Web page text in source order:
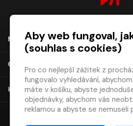
NÁKUP
O SPOLEČNOSTI
KONTAKT
Aby web fungoval,
(souhlas s cookies)
Pro co nejlepší zážitek z
fungovalo vyhledávání,
máte v košíku, abyste
objednávky, abychom vás
reklamou a abyste se nemuseli